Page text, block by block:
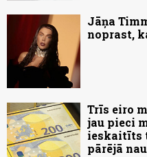
Jāņa
noprast,
Trīs eiro
jau pieci
ieskaitīts
pārējā